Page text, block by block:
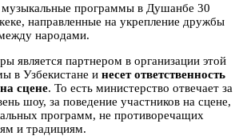
музыкальные программы в Душанбе 30
направленные на укрепление дружбы
народами.
является партнером в организации этой
в Узбекистане и несет ответственность
сцене. То есть министерство отвечает за
шоу, за поведение участников на сцене,
программ, не противоречащих
и традициям.